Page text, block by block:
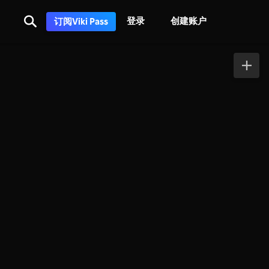
订阅Viki Pass 登录 创建账户